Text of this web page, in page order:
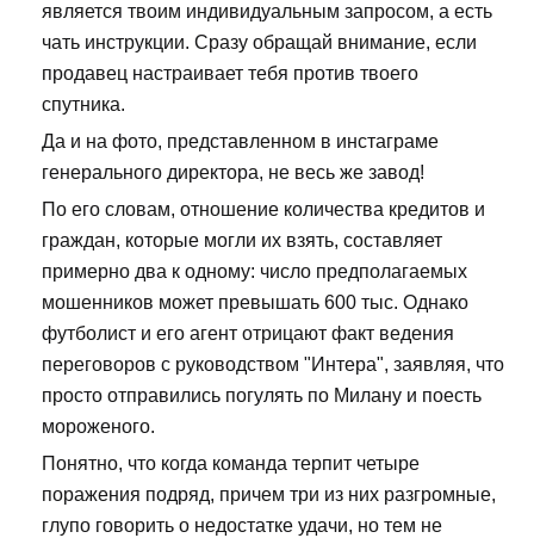
является твоим индивидуальным запросом, а есть
чать инструкции. Сразу обращай внимание, если
продавец настраивает тебя против твоего
спутника.
Да и на фото, представленном в инстаграме
генерального директора, не весь же завод!
По его словам, отношение количества кредитов и
граждан, которые могли их взять, составляет
примерно два к одному: число предполагаемых
мошенников может превышать 600 тыс. Однако
футболист и его агент отрицают факт ведения
переговоров с руководством "Интера", заявляя, что
просто отправились погулять по Милану и поесть
мороженого.
Понятно, что когда команда терпит четыре
поражения подряд, причем три из них разгромные,
глупо говорить о недостатке удачи, но тем не